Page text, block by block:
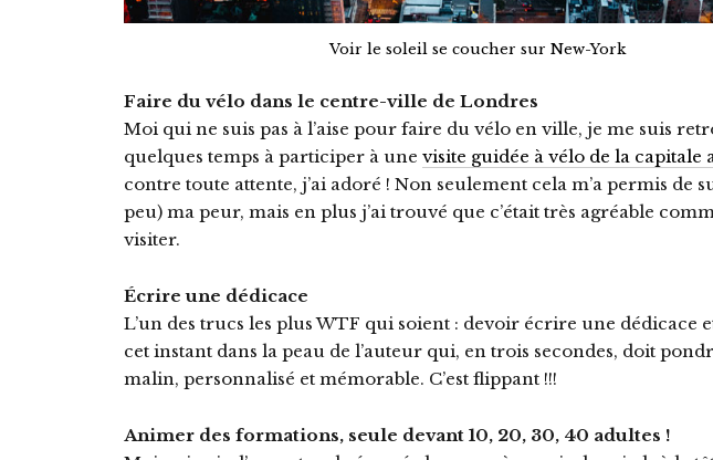
Voir le soleil se coucher sur New-York
Faire du vélo dans le centre-ville de Londres
Moi qui ne suis pas à l’aise pour faire du vélo en ville, je me suis
quelques temps à participer à une visite guidée à vélo de la capitale
contre toute attente, j’ai adoré ! Non seulement cela m’a permis de
peu) ma peur, mais en plus j’ai trouvé que c’était très agréable
visiter.
Écrire une dédicace
L’un des trucs les plus WTF qui soient : devoir écrire une dédicace
cet instant dans la peau de l’auteur qui, en trois secondes, doit
malin, personnalisé et mémorable. C’est flippant !!!
Animer des formations, seule devant 10, 20, 30, 40 adultes !